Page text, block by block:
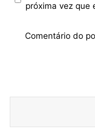
próxima vez que